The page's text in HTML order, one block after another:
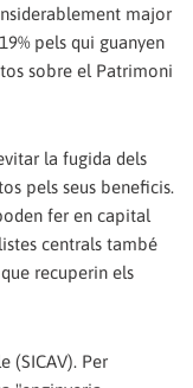
major
pels qui guanyen
sobre el Patrimoni
la fugida dels
pels seus beneficis.
fer en capital
centrals també
recuperin els
(SICAV). Per